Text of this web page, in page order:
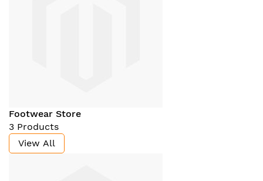
Footwear Store
3 Products
View All